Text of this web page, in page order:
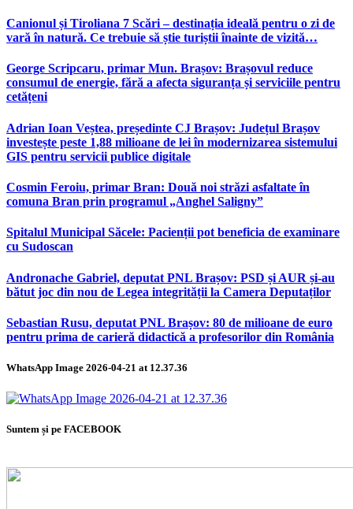
Canionul și Tiroliana 7 Scări – destinația ideală pentru o zi de
vară în natură. Ce trebuie să știe turiștii înainte de vizită…
George Scripcaru, primar Mun. Brașov: Brașovul reduce
consumul de energie, fără a afecta siguranța și serviciile pentru
cetățeni
Adrian Ioan Veștea, președinte CJ Brașov: Județul Brașov
investește peste 1,88 milioane de lei în modernizarea sistemului
GIS pentru servicii publice digitale
Cosmin Feroiu, primar Bran: Două noi străzi asfaltate în
comuna Bran prin programul „Anghel Saligny”
Spitalul Municipal Săcele: Pacienții pot beneficia de examinare
cu Sudoscan
Andronache Gabriel, deputat PNL Brașov: PSD și AUR și-au
bătut joc din nou de Legea integrității la Camera Deputaților
Sebastian Rusu, deputat PNL Brașov: 80 de milioane de euro
pentru prima de carieră didactică a profesorilor din România
WhatsApp Image 2026-04-21 at 12.37.36
Suntem și pe FACEBOOK